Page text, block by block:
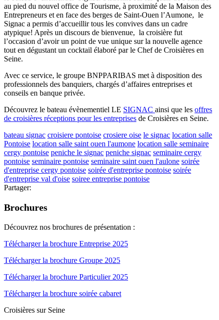
au pied du nouvel office de Tourisme, à proximité de la Maison des
Entrepreneurs et en face des berges de Saint-Ouen l’Aumone, le
Signac a permis d’accueillir tous les convives dans un cadre
atypique! Après un discours de bienvenue, la croisière fut
l’occasion d’avoir un point de vue unique sur la nouvelle agence
tout en dégustant un cocktail élaboré par le Chef de Croisières en
Seine.
Avec ce service, le groupe BNPPARIBAS met à disposition des
professionnels des banquiers, chargés d’affaires entreprises et
conseils en banque privée.
Découvrez le bateau évènementiel LE SIGNAC ainsi que les offres
de croisières réceptions pour les entreprises de Croisières en Seine.
bateau signac croisiere pontoise crosiere oise le signac location salle
Pontoise location salle saint ouen l'aumone location salle seminaire
cergy pontoise peniche le signac peniche signac seminaire cergy
pontoise seminaire pontoise seminaire saint ouen l'aulone soirée
d'entreprise cergy pontoise soirée d'entreprise pontoise soirée
d'entreprise val d'oise soiree entreprise pontoise
Partager:
Brochures
Découvrez nos brochures de présentation :
Télécharger la brochure Entreprise 2025
Télécharger la brochure Groupe 2025
Télécharger la brochure Particulier 2025
Télécharger la brochure soirée cabaret
Croisières sur Seine